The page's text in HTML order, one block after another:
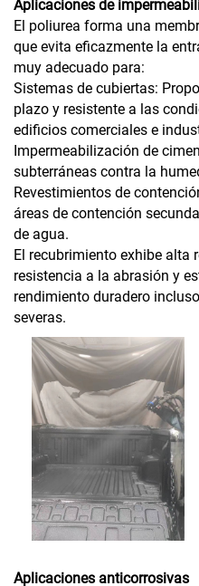
Aplicaciones de
El poliurea forma una
que evita eficazmente la
muy adecuado para:
Sistemas de cubiertas:
plazo y resistente a las
edificios comerciales e
Impermeabilización de
subterráneas contra la
Revestimientos de
áreas de contención
de agua.
El recubrimiento exhibe alta
resistencia a la abrasión y
rendimiento duradero
severas.
Aplicaciones anticorrosivas